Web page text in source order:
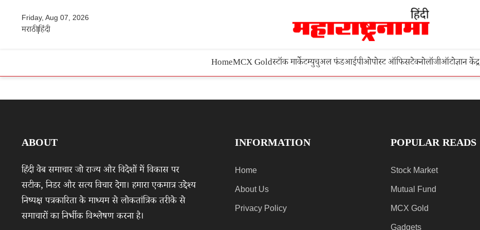
Friday, Aug 07, 2026
मराठीहिंदी
HomeMCX Goldस्टॉक मार्केटम्युचुअल फंडआईपीओपोस्ट ऑफिसटेक्नोलॉजीऑटोज्ञान केंद्र
ABOUT
हिंदी वेब समाचार जो राज्य और विदेशों में विकास पर
सटीक, निडर और सत्य विचार देगा। हमारा एकमात्र उद्देश्य
निष्पक्ष पत्रकारिता के माध्यम से लोकतांत्रिक तरीके से
समाचारों का निर्भीक विश्लेषण करना है।
INFORMATION
Home
About Us
Privacy Policy
POPULAR READS
Stock Market
Mutual Fund
MCX Gold
Gadgets